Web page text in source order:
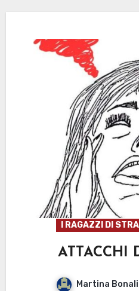
I RAGAZZI DI
ATTACCHI
Martina Bonali